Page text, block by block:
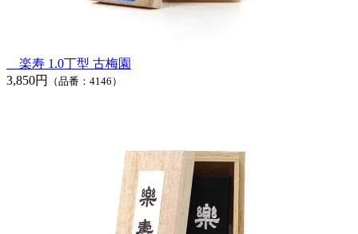
楽寿 1.0丁型 古梅園
3,850円
（品番：4146）